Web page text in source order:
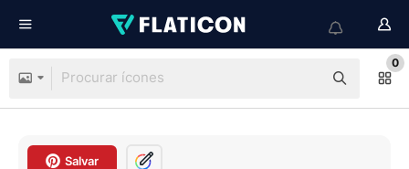
0
Salvar